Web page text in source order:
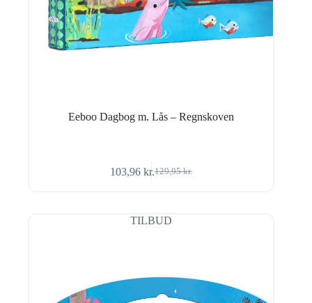
Eeboo Dagbog m. Lås – Regnskoven
129,95kr.
Den
var:
129,95 kr..
103,96kr.Den
er:
103,96 kr..
TILBUD